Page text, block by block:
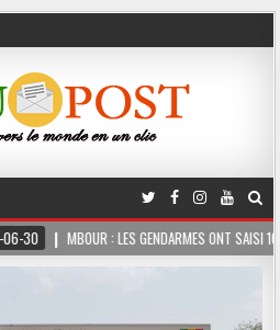
MBOUR : LES GENDARMES ONT SAISI 10 KG DE